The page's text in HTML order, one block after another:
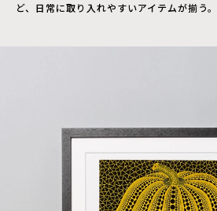
ど、日常に取り入れやすいアイテムが揃う。